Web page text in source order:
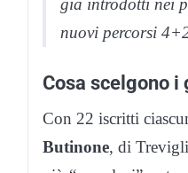
già introdotti nei
nuovi percorsi
Cosa scelgono i
Con 22 iscritti
Butinone, di